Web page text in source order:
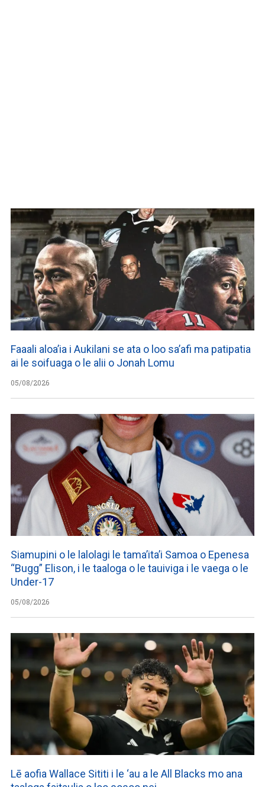
Faaali aloa’ia i Aukilani se ata o loo sa’afi ma patipatia
ai le soifuaga o le alii o Jonah Lomu
05/08/2026
Siamupini o le lalolagi le tama’ita’i Samoa o Epenesa
“Bugg” Elison, i le taaloga o le tauiviga i le vaega o le
Under-17
05/08/2026
Lē aofia Wallace Sititi i le ‘au a le All Blacks mo ana